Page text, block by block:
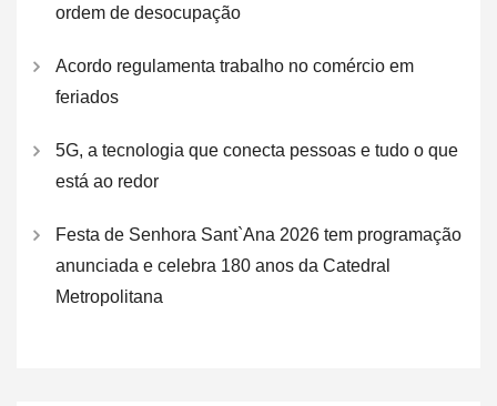
ordem de desocupação
Acordo regulamenta trabalho no comércio em
feriados
5G, a tecnologia que conecta pessoas e tudo o que
está ao redor
Festa de Senhora Sant`Ana 2026 tem programação
anunciada e celebra 180 anos da Catedral
Metropolitana